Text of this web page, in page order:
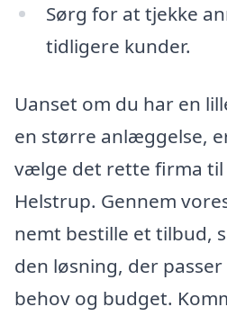
Sørg for at tjekke
tidligere kunder.
Uanset om du har en
en større anlæggelse,
vælge det rette firma
Helstrup. Gennem
nemt bestille et tilbud,
den løsning, der
behov og budget.